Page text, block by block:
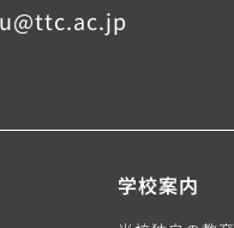
学校案内